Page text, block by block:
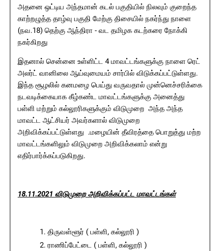
அதனை ஒட்டிய அந்தமான் கடல் பகுதியில் நிலவும் குறைந்த
காற்றழுத்த தாழ்வு பகுதி மேற்கு திசையில் நகர்ந்து நாளை
(நவ.18) தெற்கு ஆந்திரா - வட தமிழக கடற்கரை நோக்கி
நகர்கிறது
இதனால் சென்னை உள்ளிட்ட 4 மாவட்டங்களுக்கு நாளை ரெட்
அலர்ட் வானிலை ஆய்வுமையம் சார்பில் விடுக்கப்பட்டுள்ளது.
இந்த சூழலில் கனமழை பெய்து வருவதால் முன்னெச்சரிக்கை
நடவடிக்கையாக கீழ்கண்ட மாவட்டங்களுக்கு அனைத்து
பள்ளி மற்றும் கல்லூரிகளுக்கும் விடுமுறை அந்த அந்த
மாவட்ட ஆட்சியர் அவர்களால் விடுமுறை
அறிவிக்கப்பட்டுள்ளது .மழையின் தீவிரத்தை பொறுத்து மற்ற
மாவட்டங்களிலும் விடுமுறை அறிவிக்கலாம் என்று
எதிர்பார்க்கப்படுகிறது.
18.11.2021 விடுமுறை அறிவிக்கப்பட்ட மாவட்டங்கள்
திருவள்ளூர் ( பள்ளி, கல்லூரி )
ராணிப்பேட்டை ( பள்ளி, கல்லூரி )